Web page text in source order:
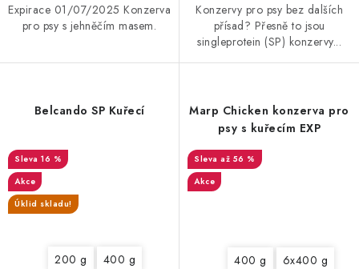
Expirace 01/07/2025 Konzerva
pro psy s jehněčím masem.
Konzervy pro psy bez dalších
přísad? Přesně to jsou
singleprotein (SP) konzervy...
Belcando SP Kuřecí
16 %
Akce
Úklid skladu!
200 g 400 g
Marp Chicken konzerva pro
psy s kuřecím EXP
až 56 %
Akce
400 g 6x400 g